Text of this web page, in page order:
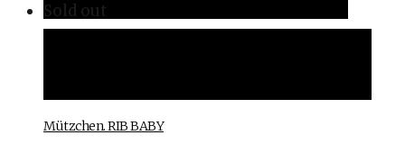
Sold out
Mützchen. RIB BABY